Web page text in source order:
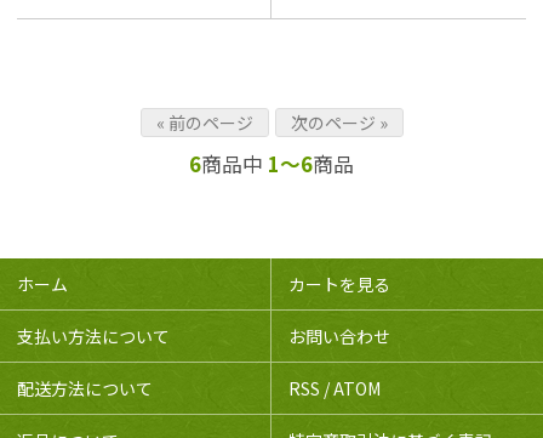
« 前のページ 次のページ »
6商品中 1～6商品
ホーム
支払い方法について
配送方法について
カートを見る
お問い合わせ
RSS /ATOM